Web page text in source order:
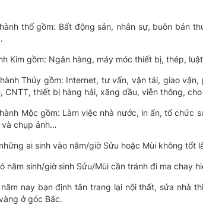
thổ gồm: Bất động sản, nhân sự, buôn bán
Kim gồm: Ngân hàng, máy móc thiết bị, thép,
Thủy gồm: Internet, tư vấn, vận tải, giao
CNTT, thiết bị hàng hải, xăng dầu, viễn thông,
Mộc gồm: Làm việc nhà nước, in ấn, tổ
và chụp ảnh…
ai sinh vào năm/giờ Sửu hoặc Mùi không tốt
năm sinh/giờ sinh Sửu/Mùi cần tránh đi ma chay
nay bạn định tân trang lại nội thất, sửa nhà
ở góc Bắc.